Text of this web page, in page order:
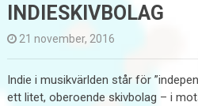
INDIESKIVBOLAG
21 november, 2016
Indie i musikvärlden står för
ett litet, oberoende skivbolag – i